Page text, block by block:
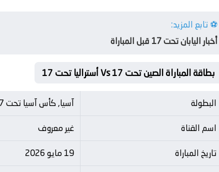
⚽ تابع المزيد:
أخبار اليابان تحت 17 قبل المباراة
بطاقة المباراة الصين تحت 17 Vs أستراليا تحت 17
البطولة
آسيا, كأس آسيا تحت 17 - نصف النهائي
اسم القناة
غير معروف
تاريخ المباراة
19 مايو 2026